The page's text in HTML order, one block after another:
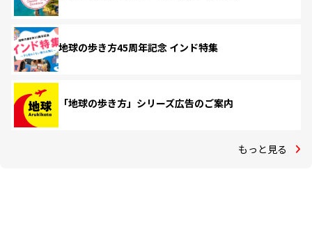
地球の歩き方45周年記念 インド特集
「地球の歩き方」シリーズ広告のご案内
もっと見る